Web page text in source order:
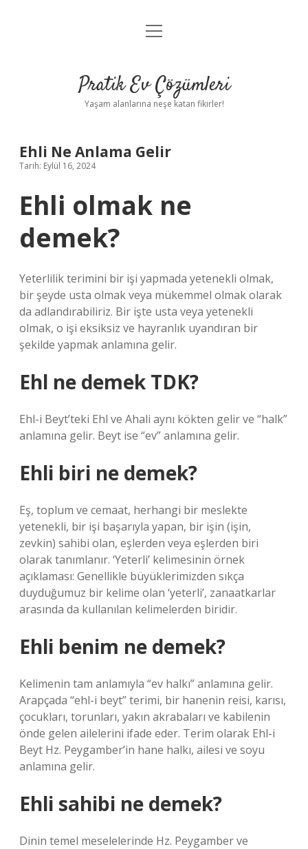
Anasayfa
Yasal Uyarı
menüyü
Pratik Ev Çözümleri
Yaşam alanlarına neşe katan fikirler!
Ehli Ne Anlama Gelir
Tarih: Eylül 16, 2024
Ehli olmak ne
demek?
Yeterlilik terimini bir işi yapmada yetenekli olmak,
bir şeyde usta olmak veya mükemmel olmak olarak
da adlandırabiliriz. Bir işte usta veya yetenekli
olmak, o işi eksiksiz ve hayranlık uyandıran bir
şekilde yapmak anlamına gelir.
Ehl ne demek TDK?
Ehl-i Beyt’teki Ehl ve Ahali aynı kökten gelir ve “halk”
anlamına gelir. Beyt ise “ev” anlamına gelir.
Ehli biri ne demek?
Eş, toplum ve cemaat, herhangi bir meslekte
yetenekli, bir işi başarıyla yapan, bir işin (işin,
zevkin) sahibi olan, eşlerden veya eşlerden biri
olarak tanımlanır. ‘Yeterli’ kelimesinin örnek
açıklaması: Genellikle büyüklerimizden sıkça
duyduğumuz bir kelime olan ‘yeterli’, zanaatkarlar
arasında da kullanılan kelimelerden biridir.
Ehli benim ne demek?
Kelimenin tam anlamıyla “ev halkı” anlamına gelir.
Arapçada “ehl-i beyt” terimi, bir hanenin reisi, karısı,
çocukları, torunları, yakın akrabaları ve kabilenin
önde gelen ailelerini ifade eder. Terim olarak Ehl-i
Beyt Hz. Peygamber’in hane halkı, ailesi ve soyu
anlamına gelir.
Ehli sahibi ne demek?
Dinin temel meselelerinde Hz. Peygamber ve